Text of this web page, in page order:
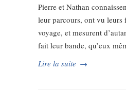
Pierre et Nathan
leur parcours, ont vu leurs
voyage, et mesurent
fait leur bande, qu’eux
Lire la suite →